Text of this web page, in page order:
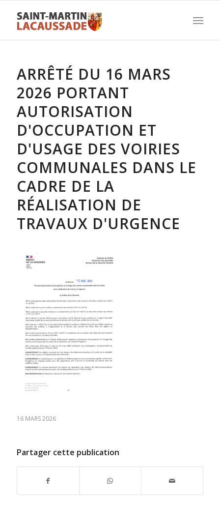
ARRÊTÉ DU 16 MARS
2026 PORTANT
AUTORISATION
D'OCCUPATION ET
D'USAGE DES VOIRIES
COMMUNALES DANS LE
CADRE DE LA
RÉALISATION DE
TRAVAUX D'URGENCE
16 MARS 2026
Partager cette publication